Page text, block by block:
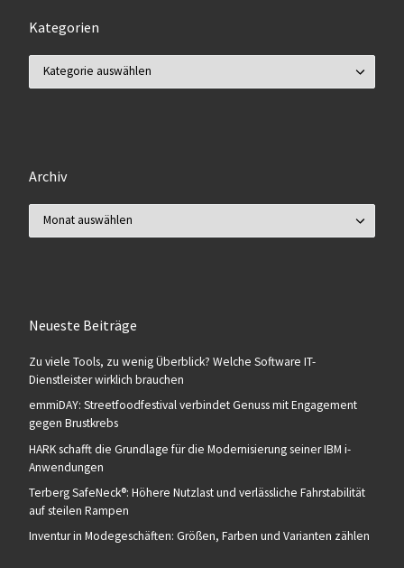
Kategorien
Archiv
Neueste Beiträge
Zu viele Tools, zu wenig Überblick? Welche Software IT-
Dienstleister wirklich brauchen
emmiDAY: Streetfoodfestival verbindet Genuss mit Engagement
gegen Brustkrebs
HARK schafft die Grundlage für die Modernisierung seiner IBM i-
Anwendungen
Terberg SafeNeck®: Höhere Nutzlast und verlässliche Fahrstabilität
auf steilen Rampen
Inventur in Modegeschäften: Größen, Farben und Varianten zählen